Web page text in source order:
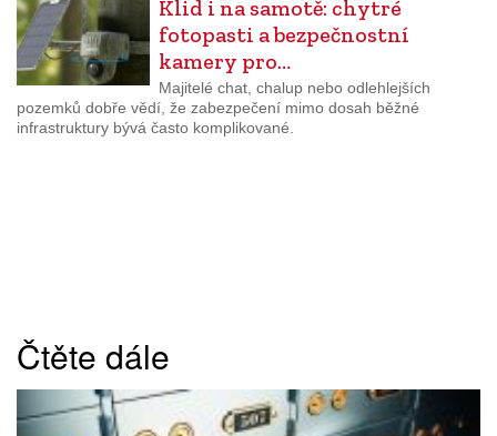
Klid i na samotě: chytré
fotopasti a bezpečnostní
kamery pro…
Majitelé chat, chalup nebo odlehlejších
pozemků dobře vědí, že zabezpečení mimo dosah běžné
infrastruktury bývá často komplikované.
Čtěte dále